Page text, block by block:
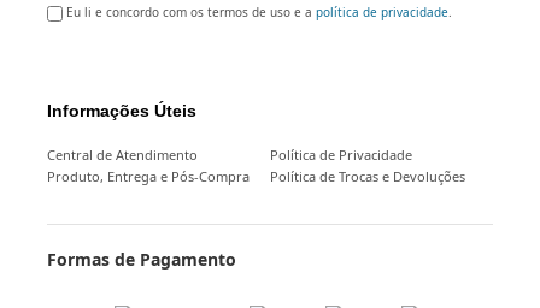
Informações Úteis
Central de Atendimento
Política de Privacidade
Produto, Entrega e Pós-Compra
Política de Trocas e Devoluções
Eu li e concordo com os termos de uso e a política de privacidade.
Formas de Pagamento